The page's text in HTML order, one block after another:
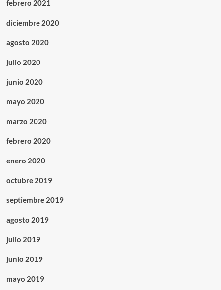
febrero 2021
diciembre 2020
agosto 2020
julio 2020
junio 2020
mayo 2020
marzo 2020
febrero 2020
enero 2020
octubre 2019
septiembre 2019
agosto 2019
julio 2019
junio 2019
mayo 2019